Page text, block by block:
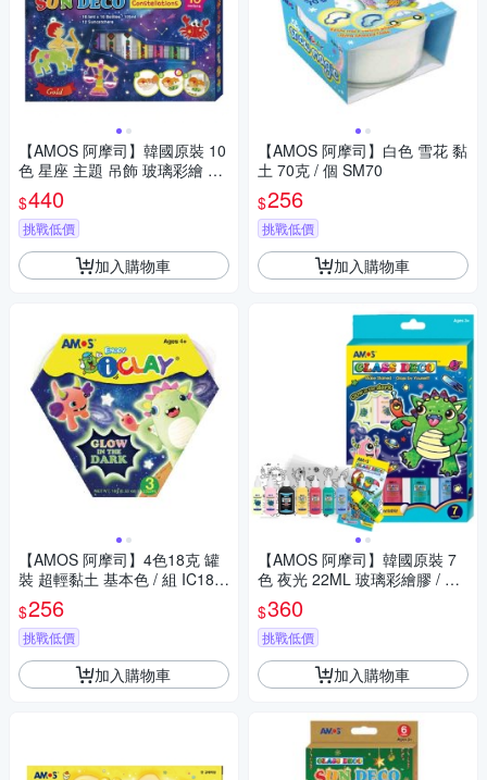
【AMOS 阿摩司】韓國原裝 10
色 星座 主題 吊飾 玻璃彩繪 膠
/ 組 SD10P10-CL
$440
挑戰低價
加入購物車
【AMOS 阿摩司】4色18克 罐
裝 超輕黏土 基本色 / 組 IC18P
$256
挑戰低價
加入購物車
【AMOS 阿摩司】白色 雪花 黏
土 70克 / 個 SM70
$256
挑戰低價
加入購物車
【AMOS 阿摩司】韓國原裝 7
色 夜光 22ML 玻璃彩繪膠 / 組
GD22P7R
$360
挑戰低價
加入購物車